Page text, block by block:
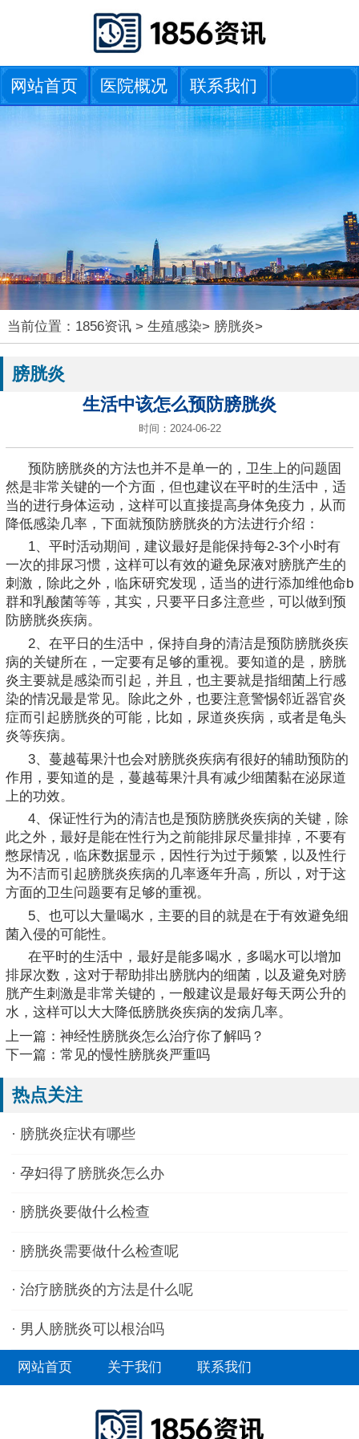
网站首页 医院概况 联系我们
当前位置： 1856资讯> 生殖感染> 膀胱炎>
膀胱炎
生活中该怎么预防膀胱炎
时间：2024-06-22
预防膀胱炎的方法也并不是单一的，卫生上的问题固
然是非常关键的一个方面，但也建议在平时的生活中，适
当的进行身体运动，这样可以直接提高身体免疫力，从而
降低感染几率，下面就预防膀胱炎的方法进行介绍：
1、平时活动期间，建议最好是能保持每2-3个小时有
一次的排尿习惯，这样可以有效的避免尿液对膀胱产生的
刺激，除此之外，临床研究发现，适当的进行添加维他命b
群和乳酸菌等等，其实，只要平日多注意些，可以做到预
防膀胱炎疾病。
2、在平日的生活中，保持自身的清洁是预防膀胱炎疾
病的关键所在，一定要有足够的重视。要知道的是，膀胱
炎主要就是感染而引起，并且，也主要就是指细菌上行感
染的情况最是常见。除此之外，也要注意警惕邻近器官炎
症而引起膀胱炎的可能，比如，尿道炎疾病，或者是龟头
炎等疾病。
3、蔓越莓果汁也会对膀胱炎疾病有很好的辅助预防的
作用，要知道的是，蔓越莓果汁具有减少细菌黏在泌尿道
上的功效。
4、保证性行为的清洁也是预防膀胱炎疾病的关键，除
此之外，最好是能在性行为之前能排尿尽量排掉，不要有
憋尿情况，临床数据显示，因性行为过于频繁，以及性行
为不洁而引起膀胱炎疾病的几率逐年升高，所以，对于这
方面的卫生问题要有足够的重视。
5、也可以大量喝水，主要的目的就是在于有效避免细
菌入侵的可能性。
在平时的生活中，最好是能多喝水，多喝水可以增加
排尿次数，这对于帮助排出膀胱内的细菌，以及避免对膀
胱产生刺激是非常关键的，一般建议是最好每天两公升的
水，这样可以大大降低膀胱炎疾病的发病几率。
上一篇： 神经性膀胱炎怎么治疗你了解吗？
下一篇： 常见的慢性膀胱炎严重吗
热点关注
· 膀胱炎症状有哪些
· 孕妇得了膀胱炎怎么办
· 膀胱炎要做什么检查
· 膀胱炎需要做什么检查呢
· 治疗膀胱炎的方法是什么呢
· 男人膀胱炎可以根治吗
网站首页 关于我们 联系我们